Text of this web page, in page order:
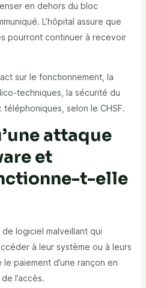
en dehors du bloc
L’hôpital assure que
pourront continuer à recevoir
sur le fonctionnement, la
techniques, la sécurité du
selon le CHSF.
attaque
et
t-elle
logiciel malveillant qui
à leur système ou à leurs
paiement d’une rançon en
l’accès.